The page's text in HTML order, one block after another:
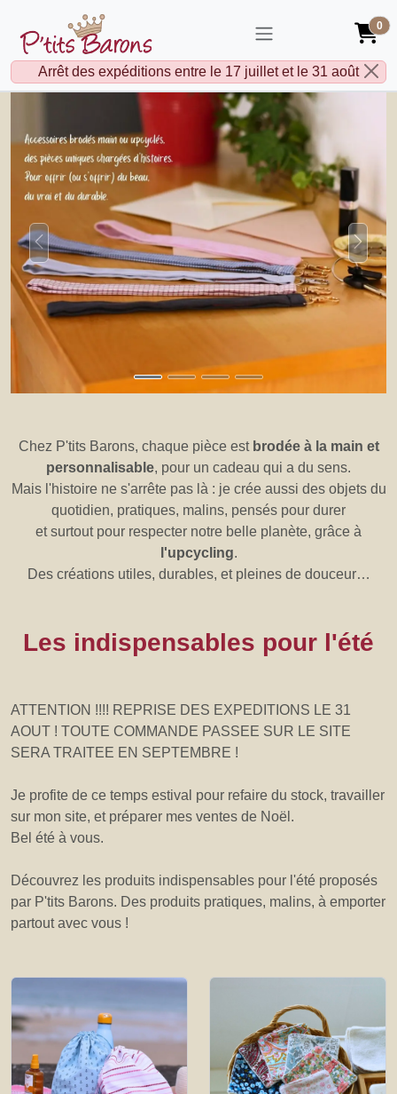
0
Arrêt des expéditions entre le 17 juillet et le 31 août
Pr�c�dent
Chez P'tits Barons, chaque pièce est brodée à la main et
personnalisable, pour un cadeau qui a du sens.
Mais l'histoire ne s'arrête pas là : je crée aussi des objets du
quotidien, pratiques, malins, pensés pour durer
et surtout pour respecter notre belle planète, grâce à
l'upcycling.
Des créations utiles, durables, et pleines de douceur…
Les indispensables pour l'été
ATTENTION !!!! REPRISE DES EXPEDITIONS LE 31
AOUT ! TOUTE COMMANDE PASSEE SUR LE SITE
SERA TRAITEE EN SEPTEMBRE !
Je profite de ce temps estival pour refaire du stock, travailler
sur mon site, et préparer mes ventes de Noël.
Bel été à vous.
Découvrez les produits indispensables pour l'été proposés
par P'tits Barons. Des produits pratiques, malins, à emporter
partout avec vous !